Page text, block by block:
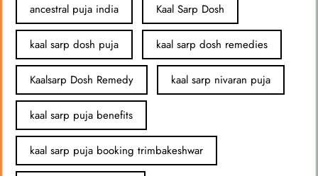
ancestral puja india Kaal Sarp Dosh
kaal sarp dosh puja kaal sarp dosh remedies
Kaalsarp Dosh Remedy kaal sarp nivaran puja
kaal sarp puja benefits
kaal sarp puja booking trimbakeshwar